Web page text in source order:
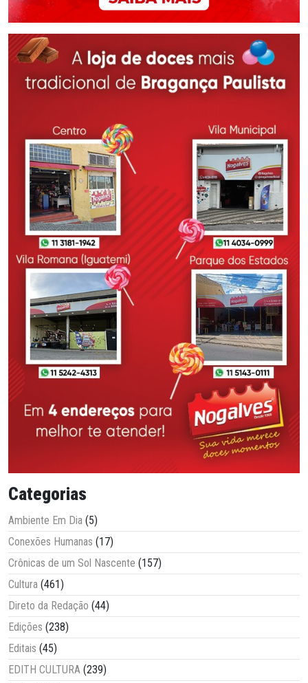
Categorias
Ambiente Em Dia (5)
Conexões Humanas (17)
Crônicas de um Sol Nascente (157)
Cultura (461)
Direto da Redação (44)
Edições (238)
Editais (45)
EDITH CULTURA (239)